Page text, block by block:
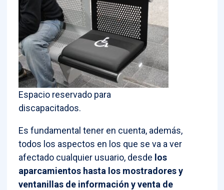
Espacio reservado para
discapacitados.
Es fundamental tener en cuenta, además,
todos los aspectos en los que se va a ver
afectado cualquier usuario, desde los
aparcamientos hasta los mostradores y
ventanillas de información y venta de